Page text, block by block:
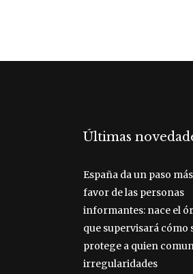
Últimas
España da un paso
favor de las personas
informantes: nace el
que supervisará cómo
protege a quien
irregularidades